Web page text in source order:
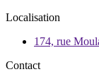
Localisation
174, rue
Contact